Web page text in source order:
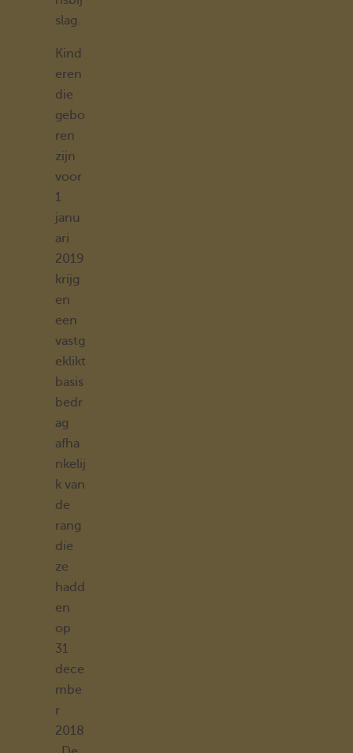
slag.
Kind
eren
die
gebo
ren
zijn
voor
1
janu
ari
2019
krijg
en
een
vastg
eklikt
basis
bedr
ag
afha
nkelij
k van
de
rang
die
ze
hadd
en
op
31
dece
mbe
r
2018